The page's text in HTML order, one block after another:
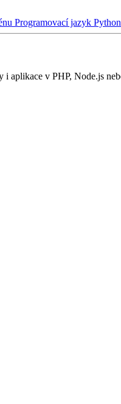
Programovací jazyk Python
aplikace v PHP, Node.js